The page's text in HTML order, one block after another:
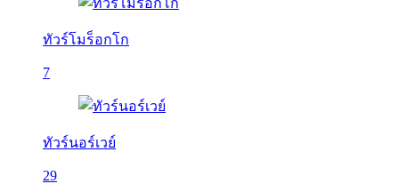
ทัวร์โมร็อกโก
7
ทัวร์นอร์เวย์
29